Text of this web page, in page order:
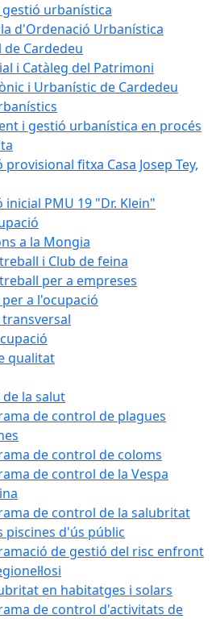
urbanística
d'Ordenació Urbanística
Cardedeu
i Catàleg del Patrimoni
i Urbanístic de Cardedeu
i gestió urbanística en procés
fitxa Casa Josep Tey,
inicial PMU 19 "Dr. Klein"
a la Mongia
i Club de feina
per a empreses
a l'ocupació
qualitat
la salut
de control de plagues
de control de coloms
de control de la Vespa
de control de la salubritat
piscines d'ús públic
de gestió del risc enfront
en habitatges i solars
de control d'activitats de